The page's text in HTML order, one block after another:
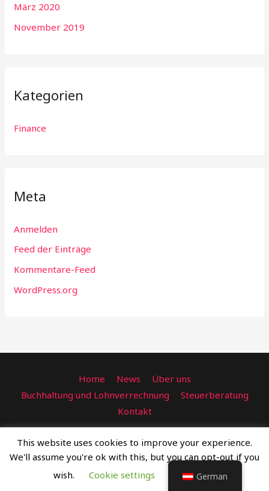
März 2020
November 2019
Kategorien
Finance
Meta
Anmelden
Feed der Einträge
Kommentare-Feed
WordPress.org
Home News
Über uns
Buchhaltung und Lohnverrechnung
Steuerberatung
Kontakt
Weg 5/19, 1100 Wien
Copyright © 2026 Tesla web design
This website uses cookies to improve your experience.
We'll assume you're ok with this, but you can opt-out if you
wish.
Cookie settings ACCEPTGerman